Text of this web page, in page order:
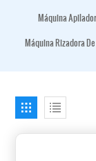
Máquina
Máquina Rizadora